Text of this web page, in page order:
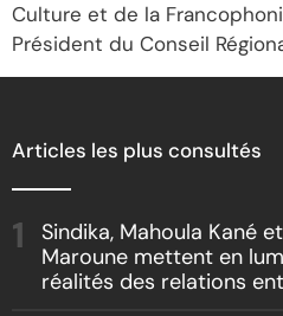
Culture et de la
Président du Conseil
Articles les plus consultés
Sindika, Mahoula Kané
Maroune mettent en
réalités des relations